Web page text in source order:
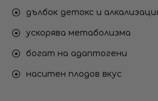
дълбок детокс и
ускорява метаболизма
богат на адаптогени
наситен плодов вкус